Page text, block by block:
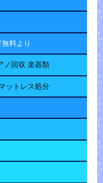
料より
ノ回収 楽器類
ットレス処分